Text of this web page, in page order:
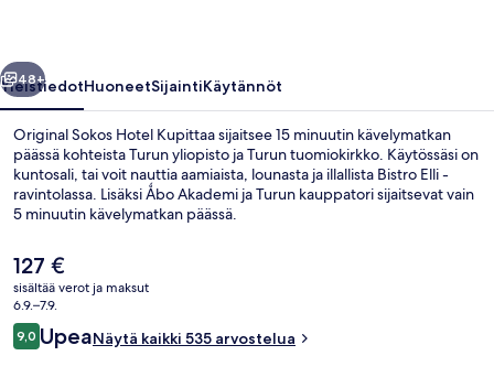
Seuraava
48+
YleistiedotHuoneetSijaintiKäytännöt
Original Sokos Hotel Kupittaa sijaitsee 15 minuutin kävelymatkan
päässä kohteista Turun yliopisto ja Turun tuomiokirkko. Käytössäsi on
kuntosali, tai voit nauttia aamiaista, lounasta ja illallista Bistro Elli -
ravintolassa. Lisäksi Ǻbo Akademi ja Turun kauppatori sijaitsevat vain
5 minuutin kävelymatkan päässä.
Nykyinen
hinta
on
127 €
127 €
sisältää verot ja maksut
6.9.–7.9.
Arvostelut
9,09,0 kautta 10.
UpeaNäytä kaikki 535 arvostelua